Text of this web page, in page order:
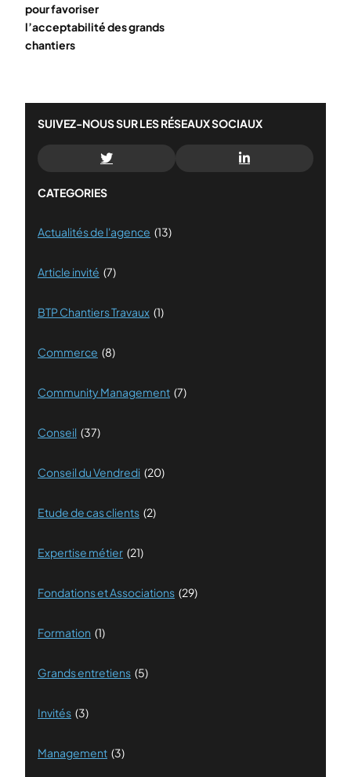
pour favoriser
l’acceptabilité des grands
chantiers
SUIVEZ-NOUS SUR LES RÉSEAUX SOCIAUX
CATEGORIES
Actualités de l'agence (13)
Article invité (7)
BTP Chantiers Travaux (1)
Commerce (8)
Community Management (7)
Conseil (37)
Conseil du Vendredi (20)
Etude de cas clients (2)
Expertise métier (21)
Fondations et Associations (29)
Formation (1)
Grands entretiens (5)
Invités (3)
Management (3)